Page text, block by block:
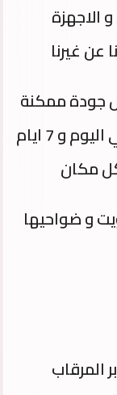
الاجهزة
عن غيرنا
جودة ممكنة
بالاضافة الا اننا متاحون 24 ساعة في اليوم و 7 ايام
مكان
و ضواحيها
المرقاب